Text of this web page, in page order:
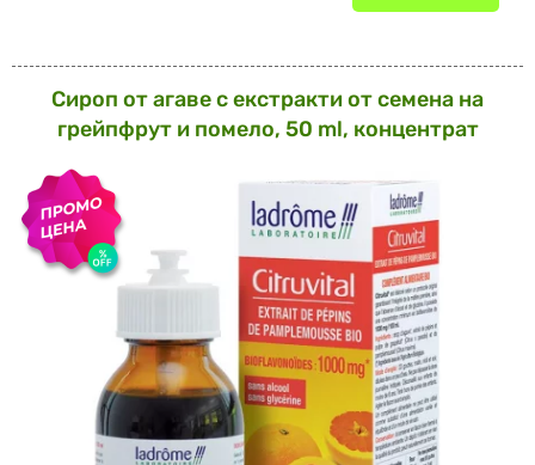
Сироп от агаве с екстракти от семена на
грейпфрут и помело, 50 ml, концентрат